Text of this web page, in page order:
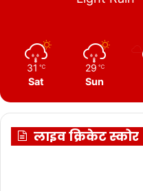
31 ℃
Sat
29 ℃
Sun
लाइव क्रिकेट स्कोर